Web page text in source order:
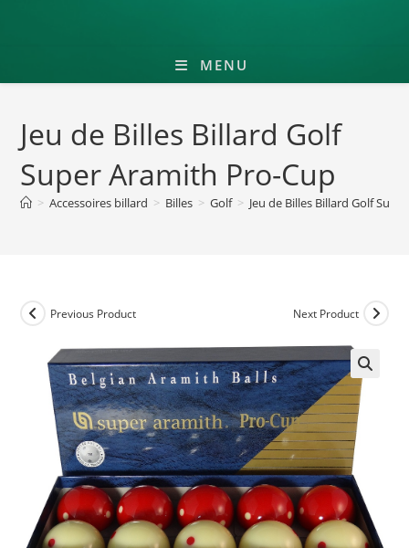
MENU
Jeu de Billes Billard Golf
Super Aramith Pro-Cup
> Accessoires billard > Billes > Golf > Jeu de Billes Billard Golf
Previous Product Next Product